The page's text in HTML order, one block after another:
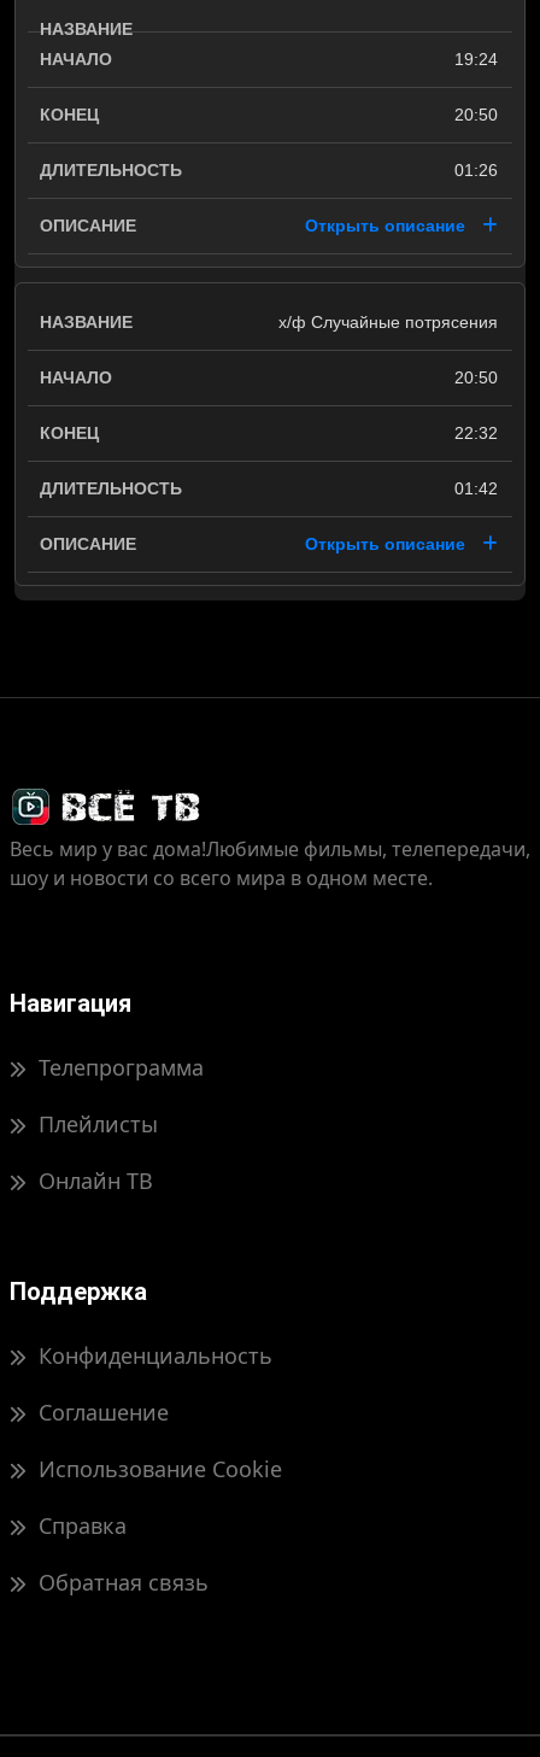
19:24
20:50
01:26
Открыть описание
х/ф Случайные потрясения
20:50
22:32
01:42
Открыть описание
Весь мир у вас дома!Любимые фильмы, телепередачи,
шоу и новости со всего мира в одном месте.
Навигация
Телепрограмма
Плейлисты
Онлайн ТВ
Поддержка
Конфиденциальность
Соглашение
Использование Cookie
Справка
Обратная связь